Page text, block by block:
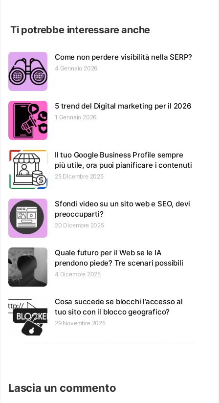
Ti potrebbe interessare anche
Come non perdere visibilità nella SERP?
4 Gennaio 2026
5 trend del Digital marketing per il 2026
1 Gennaio 2026
Il tuo Google Business Profile sempre
più utile, ora puoi pianificare i contenuti
25 Dicembre 2025
Sfondi video su un sito web e SEO, devi
preoccuparti?
20 Dicembre 2025
Quale futuro per il Web se le IA
prendono piede? Tre scenari possibili
4 Dicembre 2025
Cosa succede se blocchi l’accesso al
tuo sito con il blocco geografico?
29 Novembre 2025
Lascia un commento